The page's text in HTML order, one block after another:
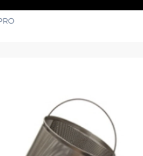
Decantor ceara
Linea·PRO
DecantorNEGRU ceara traditionala
fiecare cuva